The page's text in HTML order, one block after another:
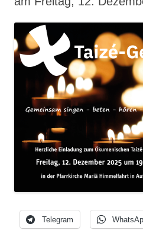
Telegram